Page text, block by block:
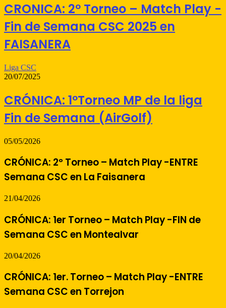
CRONICA: 2º Torneo – Match Play -
Fin de Semana CSC 2025 en
FAISANERA
Liga CSC
20/07/2025
CRÓNICA: 1ºTorneo MP de la liga
Fin de Semana (AirGolf)
05/05/2026
CRÓNICA: 2º Torneo – Match Play -ENTRE
Semana CSC en La Faisanera
21/04/2026
CRÓNICA: 1er Torneo – Match Play -FIN de
Semana CSC en Montealvar
20/04/2026
CRÓNICA: 1er. Torneo – Match Play -ENTRE
Semana CSC en Torrejon